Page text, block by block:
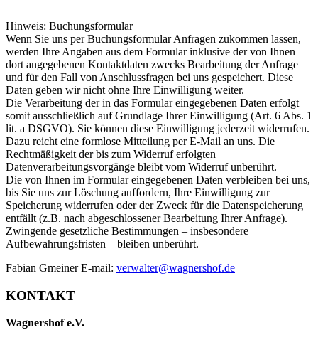
Hinweis: Buchungsformular
Wenn Sie uns per Buchungsformular Anfragen zukommen lassen,
werden Ihre Angaben aus dem Formular inklusive der von Ihnen
dort angegebenen Kontaktdaten zwecks Bearbeitung der Anfrage
und für den Fall von Anschlussfragen bei uns gespeichert. Diese
Daten geben wir nicht ohne Ihre Einwilligung weiter.
Die Verarbeitung der in das Formular eingegebenen Daten erfolgt
somit ausschließlich auf Grundlage Ihrer Einwilligung (Art. 6 Abs. 1
lit. a DSGVO). Sie können diese Einwilligung jederzeit widerrufen.
Dazu reicht eine formlose Mitteilung per E-Mail an uns. Die
Rechtmäßigkeit der bis zum Widerruf erfolgten
Datenverarbeitungsvorgänge bleibt vom Widerruf unberührt.
Die von Ihnen im Formular eingegebenen Daten verbleiben bei uns,
bis Sie uns zur Löschung auffordern, Ihre Einwilligung zur
Speicherung widerrufen oder der Zweck für die Datenspeicherung
entfällt (z.B. nach abgeschlossener Bearbeitung Ihrer Anfrage).
Zwingende gesetzliche Bestimmungen – insbesondere
Aufbewahrungsfristen – bleiben unberührt.
Fabian Gmeiner E-mail: verwalter@wagnershof.de
KONTAKT
Wagnershof e.V.